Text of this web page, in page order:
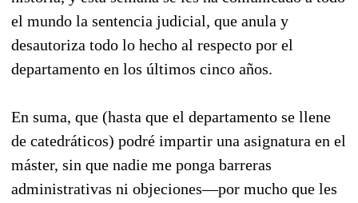
el mundo la sentencia judicial, que anula y
desautoriza todo lo hecho al respecto por el
departamento en los últimos cinco años.
En suma, que (hasta que el departamento se llene
de catedráticos) podré impartir una asignatura en el
máster, sin que nadie me ponga barreras
administrativas ni objeciones—por mucho que les